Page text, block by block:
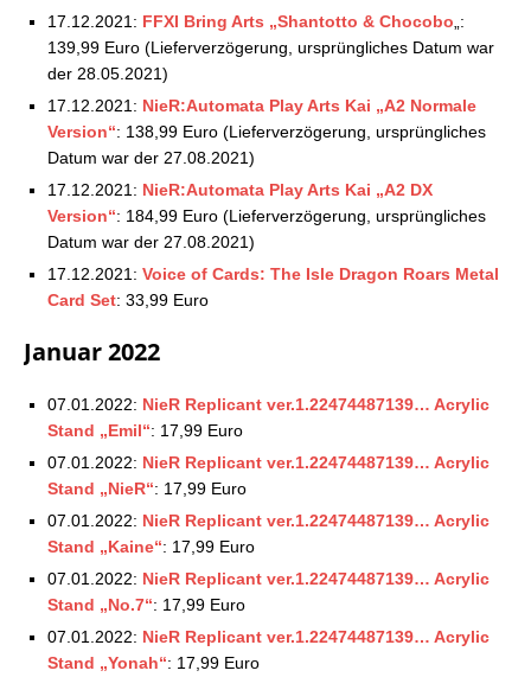
17.12.2021: FFXI Bring Arts „Shantotto & Chocobo „:
139,99 Euro (Lieferverzögerung, ursprüngliches Datum war
der 28.05.2021)
17.12.2021: NieR:Automata Play Arts Kai „A2 Normale
Version“: 138,99 Euro (Lieferverzögerung, ursprüngliches
Datum war der 27.08.2021)
17.12.2021: NieR:Automata Play Arts Kai „A2 DX
Version“: 184,99 Euro (Lieferverzögerung, ursprüngliches
Datum war der 27.08.2021)
17.12.2021: Voice of Cards: The Isle Dragon Roars Metal
Card Set: 33,99 Euro
Januar 2022
07.01.2022: NieR Replicant ver.1.22474487139… Acrylic
Stand „Emil“: 17,99 Euro
07.01.2022: NieR Replicant ver.1.22474487139… Acrylic
Stand „NieR“: 17,99 Euro
07.01.2022: NieR Replicant ver.1.22474487139… Acrylic
Stand „Kaine“: 17,99 Euro
07.01.2022: NieR Replicant ver.1.22474487139… Acrylic
Stand „No.7“: 17,99 Euro
07.01.2022: NieR Replicant ver.1.22474487139… Acrylic
Stand „Yonah“: 17,99 Euro